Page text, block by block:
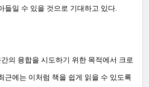
들일 수 있을 것으로 기대하고 있다.
의 융합을 시도하기 위한 목적에서 크로
근에는 이처럼 책을 쉽게 읽을 수 있도록